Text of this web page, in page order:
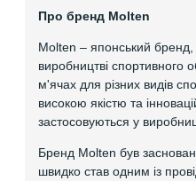
Про бренд Molten
Molten – японський бренд,
виробництві спортивного
м'ячах для різних видів
високою якістю та
застосовуються у
Бренд Molten був
швидко став одним із